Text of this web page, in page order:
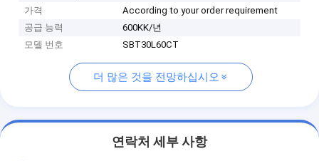
가격
According to your order requirement
공급 능력
600KK/년
모델 번호
SBT30L60CT
더 많은 것을 전망하십시오
연락처 세부 사항